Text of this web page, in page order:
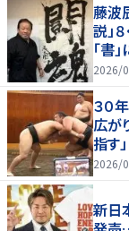
藤波
説」
「書
「人
2026/
３０
広が
指す」
2026/
新日